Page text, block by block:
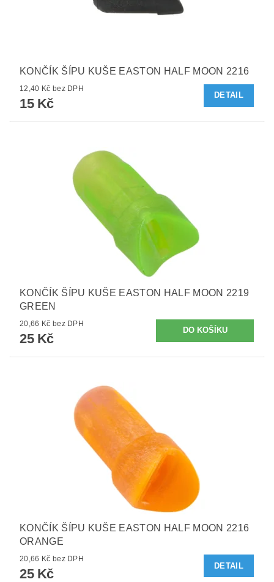
KONČÍK ŠÍPU KUŠE EASTON HALF MOON 2216
12,40 Kč bez DPH
15 Kč
DETAIL
KONČÍK ŠÍPU KUŠE EASTON HALF MOON 2219
GREEN
20,66 Kč bez DPH
25 Kč
KONČÍK ŠÍPU KUŠE EASTON HALF MOON 2216
ORANGE
20,66 Kč bez DPH
25 Kč
DETAIL